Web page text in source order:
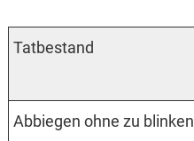
Tatbestand
Abbiegen ohne zu blinken